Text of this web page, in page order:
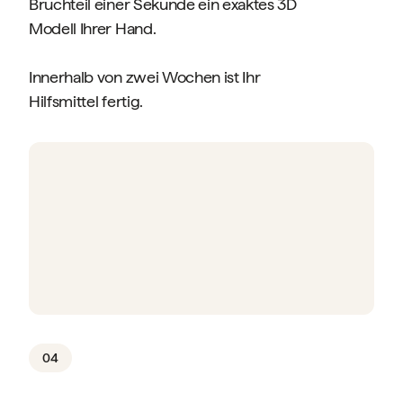
Bruchteil einer Sekunde ein exaktes 3D
Modell Ihrer Hand.
Innerhalb von zwei Wochen ist Ihr
Hilfsmittel fertig.
04